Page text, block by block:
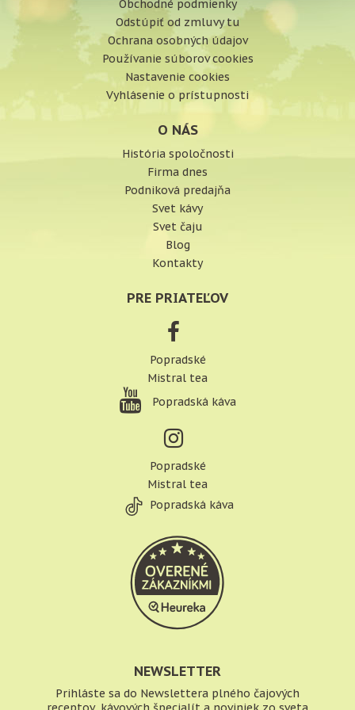
Obchodné podmienky
Odstúpiť od zmluvy tu
Ochrana osobných údajov
Používanie súborov cookies
Nastavenie cookies
Vyhlásenie o prístupnosti
O NÁS
História spoločnosti
Firma dnes
Podniková predajňa
Svet kávy
Svet čaju
Blog
Kontakty
PRE PRIATEĽOV
Popradské
Mistral tea
Popradská káva
Popradské
Mistral tea
Popradská káva
NEWSLETTER
Prihláste sa do Newslettera plného čajových